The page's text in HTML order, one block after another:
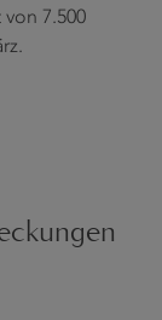
7.500